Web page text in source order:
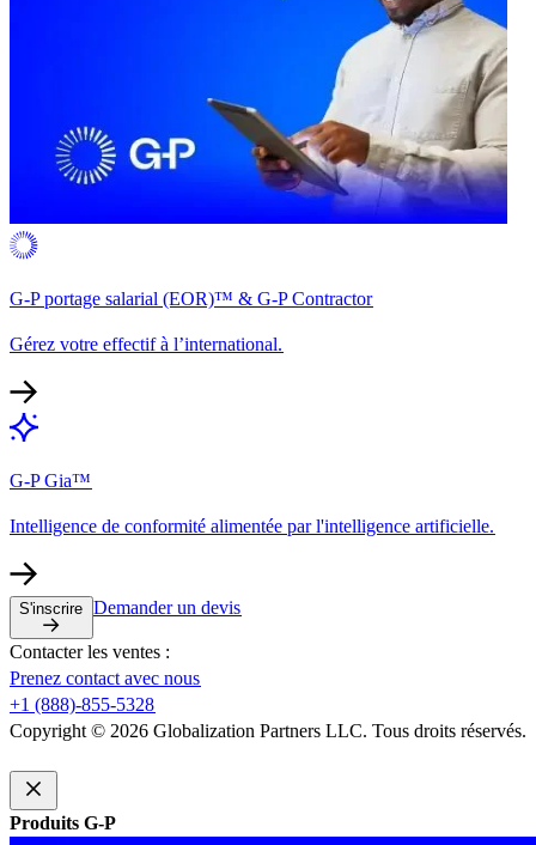
G-P portage salarial (EOR)™ & G-P Contractor​​
Gérez votre effectif à l’international.​​
G-P Gia™​​
Intelligence de conformité alimentée par l'intelligence artificielle.​​
S'inscrire​​ Demander un devis​​
Contacter les ventes :​​
Prenez contact avec nous​​
+1 (888)-855-5328​​
Copyright © 2026 Globalization Partners LLC. Tous droits réservés.​​
Produits G-P​​